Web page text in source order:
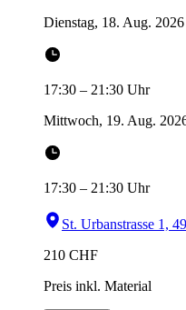
Dienstag, 18. Aug. 2026
17:30 – 21:30 Uhr
Mittwoch, 19. Aug.
17:30 – 21:30 Uhr
St. Urbanstrasse 1,
210 CHF
Preis inkl. Material